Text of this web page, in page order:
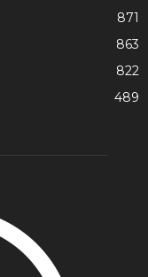
871
863
822
489